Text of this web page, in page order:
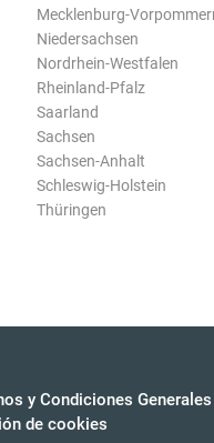
Mecklenburg-
Niedersachsen
Nordrhein-Westfalen
Rheinland-Pfalz
Saarland
Sachsen
Sachsen-Anhalt
Schleswig-Holstein
Thüringen
y Condiciones Generales
de cookies